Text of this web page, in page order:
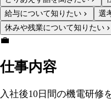
給与について知りたい
選
休みや残業について知りたい
💼
仕事内容
入社後10日間の機電研修